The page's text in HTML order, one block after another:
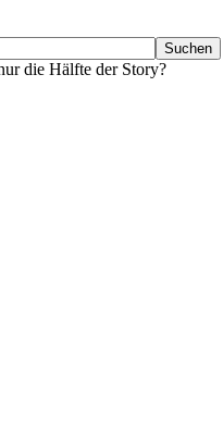
die Hälfte der Story?